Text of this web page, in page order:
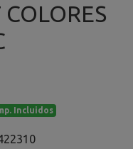
Incluidos